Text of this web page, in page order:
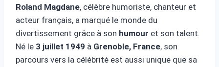
Roland Magdane, célèbre humoriste, chanteur et
acteur français, a marqué le monde du
divertissement grâce à son humour et son talent.
Né le 3 juillet 1949 à Grenoble, France, son
parcours vers la célébrité est aussi unique que sa